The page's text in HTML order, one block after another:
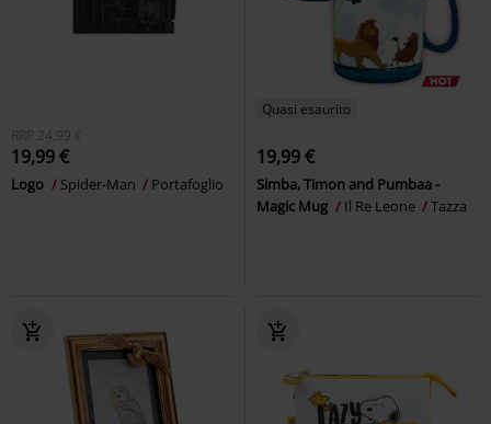
RRP 24,99 €
19,99 €
Logo Spider-Man Portafoglio
Quasi esaurito
19,99 €
Simba, Timon and Pumbaa -
Magic Mug
Il Re Leone Tazza